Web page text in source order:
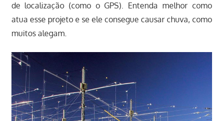
de localização (como o GPS). Entenda melhor como
atua esse projeto e se ele consegue causar chuva, como
muitos alegam.